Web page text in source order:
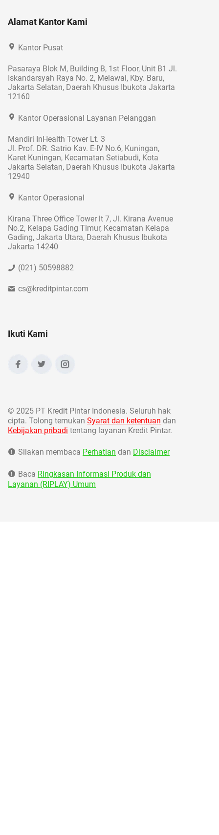
Alamat Kantor Kami
Kantor Pusat
Pasaraya Blok M, Building B, 1st Floor, Unit B1 Jl.
Iskandarsyah Raya No. 2, Melawai, Kby. Baru,
Jakarta Selatan, Daerah Khusus Ibukota Jakarta
12160
Kantor Operasional Layanan Pelanggan
Mandiri InHealth Tower Lt. 3
Jl. Prof. DR. Satrio Kav. E-IV No.6, Kuningan,
Karet Kuningan, Kecamatan Setiabudi, Kota
Jakarta Selatan, Daerah Khusus Ibukota Jakarta
12940
Kantor Operasional
Kirana Three Office Tower lt 7, Jl. Kirana Avenue
No.2, Kelapa Gading Timur, Kecamatan Kelapa
Gading, Jakarta Utara, Daerah Khusus Ibukota
Jakarta 14240
(021) 50598882
cs@kreditpintar.com
Ikuti Kami
© 2025 PT Kredit Pintar Indonesia. Seluruh hak
cipta. Tolong temukan Syarat dan ketentuan dan
Kebijakan pribadi tentang layanan Kredit Pintar.
Silakan membaca Perhatian dan Disclaimer
Baca Ringkasan Informasi Produk dan
Layanan (RIPLAY) Umum